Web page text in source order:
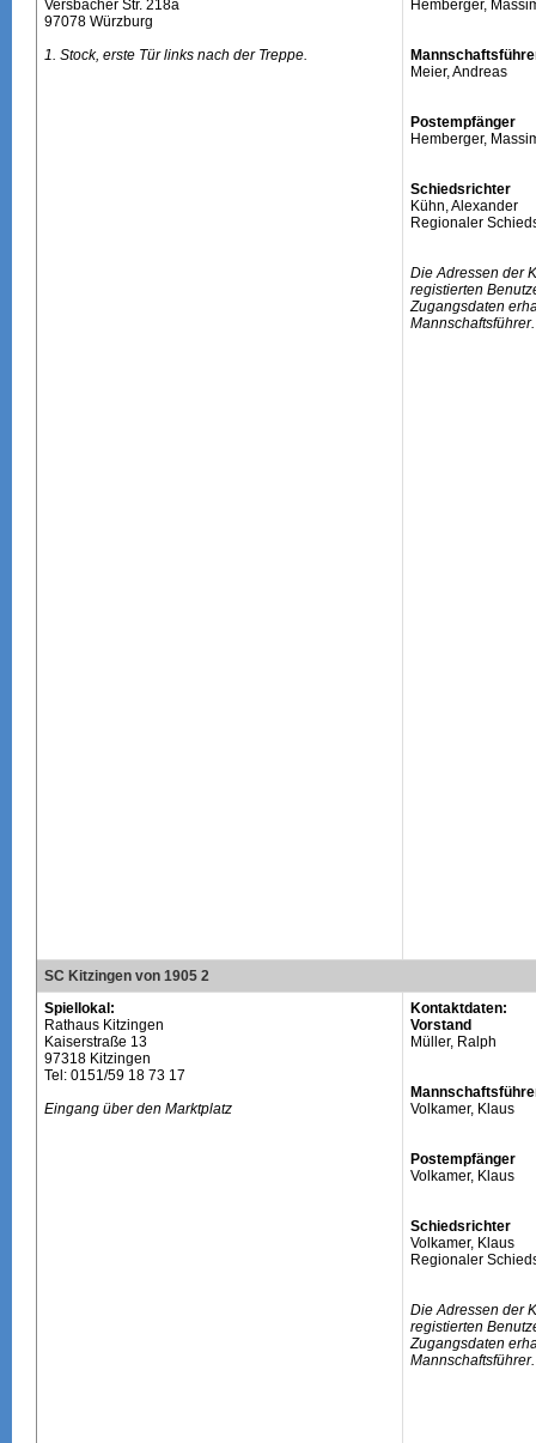
Versbacher Str. 218a
97078 Würzburg
1. Stock, erste Tür links nach der Treppe.
Hemberger,
Meier, Andreas
Postempfänger
Hemberger,
Schiedsrichter
Kühn, Alexander
Regionaler
Die Adressen der
registierten
Zugangsdaten
Mannschaftsführer.
SC Kitzingen von 1905 2
Spiellokal:
Rathaus Kitzingen
Kaiserstraße 13
97318 Kitzingen
Tel: 0151/59 18 73 17
Eingang über den Marktplatz
Kontaktdaten:
Vorstand
Müller, Ralph
Volkamer, Klaus
Postempfänger
Volkamer, Klaus
Schiedsrichter
Volkamer, Klaus
Regionaler
Die Adressen der
registierten
Zugangsdaten
Mannschaftsführer.